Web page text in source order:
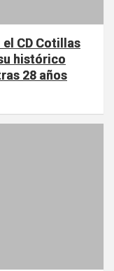
CD Cotillas
histórico
28 años